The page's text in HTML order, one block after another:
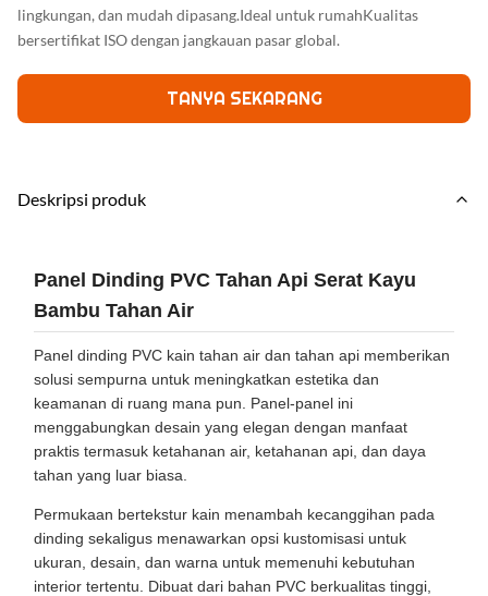
lingkungan, dan mudah dipasang.Ideal untuk rumahKualitas
bersertifikat ISO dengan jangkauan pasar global.
TANYA SEKARANG
Deskripsi produk
Panel Dinding PVC Tahan Api Serat Kayu
Bambu Tahan Air
Panel dinding PVC kain tahan air dan tahan api memberikan
solusi sempurna untuk meningkatkan estetika dan
keamanan di ruang mana pun. Panel-panel ini
menggabungkan desain yang elegan dengan manfaat
praktis termasuk ketahanan air, ketahanan api, dan daya
tahan yang luar biasa.
Permukaan bertekstur kain menambah kecanggihan pada
dinding sekaligus menawarkan opsi kustomisasi untuk
ukuran, desain, dan warna untuk memenuhi kebutuhan
interior tertentu. Dibuat dari bahan PVC berkualitas tinggi,